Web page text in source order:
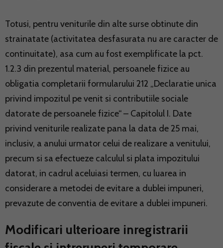
Totusi, pentru veniturile din alte surse obtinute din
strainatate (activitatea desfasurata nu are caracter de
continuitate), asa cum au fost exemplificate la pct.
1.2.3 din prezentul material, persoanele fizice au
obligatia completarii formularului 212 „Declaratie unica
privind impozitul pe venit si contributiile sociale
datorate de persoanele fizice“ – Capitolul I. Date
privind veniturile realizate pana la data de 25 mai,
inclusiv, a anului urmator celui de realizare a venitului,
precum si sa efectueze calculul si plata impozitului
datorat, in cadrul aceluiasi termen, cu luarea in
considerare a metodei de evitare a dublei impuneri,
prevazute de conventia de evitare a dublei impuneri.
Modificari ulterioare inregistrarii